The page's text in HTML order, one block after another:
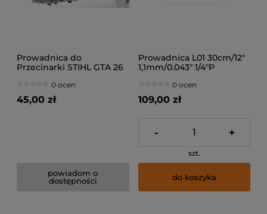
Prowadnica do
Przecinarki STIHL GTA 26
0 ocen
45,00 zł
powiadom o
dostępności
Prowadnica L01 30cm/12"
1,1mm/0.043" 1/4"P
0 ocen
109,00 zł
- +
szt.
do koszyka